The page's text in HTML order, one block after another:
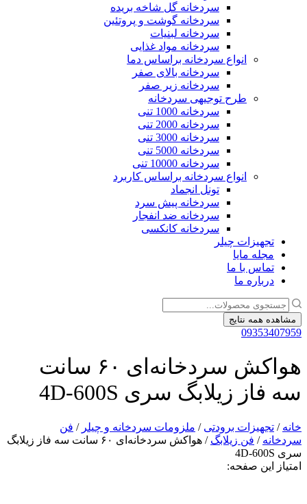
سردخانه گل شاخه بریده
سردخانه گوشت و پروتئین
سردخانه لبنیات
سردخانه مواد غذایی
انواع سردخانه براساس دما
سردخانه بالای صفر
سردخانه زیر صفر
طرح توجیهی سردخانه
سردخانه 1000 تنی
سردخانه 2000 تنی
سردخانه 3000 تنی
سردخانه 5000 تنی
سردخانه 10000 تنی
انواع سردخانه براساس کاربرد
تونل انجماد
سردخانه پیش سرد
سردخانه ضد انفجار
سردخانه کانکسی
تجهیزات چیلر
مجله مایا
تماس با ما
درباره ما
جستجو
...مشاهده همه نتایج
09353407959
هواکش سردخانه‌ای ۶۰ سانت
سه فاز زیلابگ سری 4D-600S
خانه / تجهیزات برودتی / ملزومات سردخانه و چیلر / فن
سردخانه / فن زیلابگ
/ هواکش سردخانه‌ای ۶۰ سانت سه فاز زیلابگ
سری 4D-600S
امتیاز این صفحه: